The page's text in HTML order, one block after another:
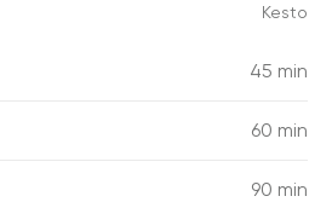
Kesto
45 min
60 min
90 min